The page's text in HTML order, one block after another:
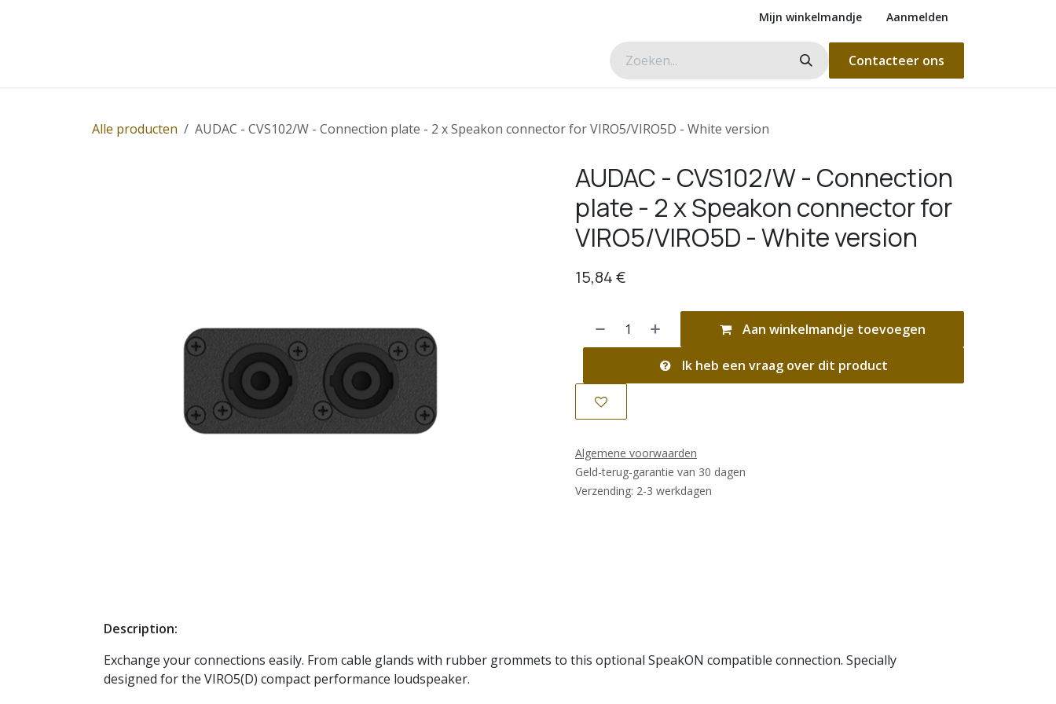
Mijn winkelmandje Aanmelden
Contacteer ons
Alle producten AUDAC - CVS102/W - Connection plate - 2 x Speakon connector for VIRO5/VIRO5D - White version
AUDAC - CVS102/W - Connection
plate - 2 x Speakon connector for
VIRO5/VIRO5D - White version
15,84€
Aan winkelmandje toevoegen
Ik heb een vraag over dit product
Algemene voorwaarden
Geld-terug-garantie van 30 dagen
Verzending: 2-3 werkdagen
Description:
Exchange your connections easily. From cable glands with rubber grommets to this optional SpeakON compatible connection. Specially
designed for the VIRO5(D) compact performance loudspeaker.